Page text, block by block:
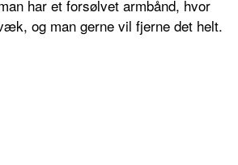
har et forsølvet armbånd, hvor
og man gerne vil fjerne det helt.